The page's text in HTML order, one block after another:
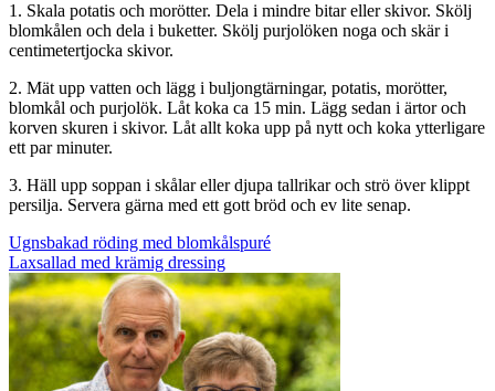
1. Skala potatis och morötter. Dela i mindre bitar eller skivor. Skölj
blomkålen och dela i buketter. Skölj purjolöken noga och skär i
centimetertjocka skivor.
2. Mät upp vatten och lägg i buljongtärningar, potatis, morötter,
blomkål och purjolök. Låt koka ca 15 min. Lägg sedan i ärtor och
korven skuren i skivor. Låt allt koka upp på nytt och koka ytterligare
ett par minuter.
3. Häll upp soppan i skålar eller djupa tallrikar och strö över klippt
persilja. Servera gärna med ett gott bröd och ev lite senap.
Inläggsnavigering
Ugnsbakad röding med blomkålspuré
Laxsallad med krämig dressing